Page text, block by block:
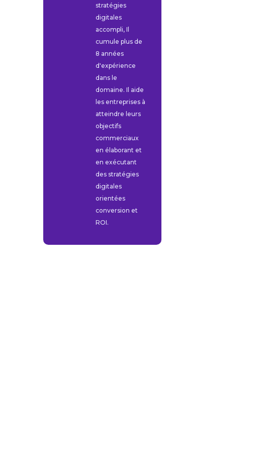
stratégies
digitales
accompli, Il
cumule plus de
8 années
d'expérience
dans le
domaine. Il aide
les entreprises à
atteindre leurs
objectifs
commerciaux
en élaborant et
en exécutant
des stratégies
digitales
orientées
conversion et
ROI.